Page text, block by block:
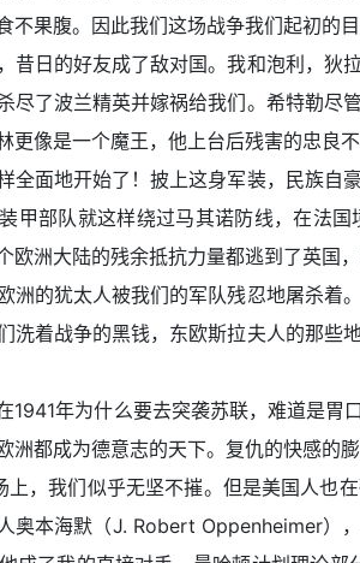
不果腹。因此我们这场战争我们起初的
日的好友成了敌对国。我和泡利，狄
尽了波兰精英并嫁祸给我们。希特勒尽
更像是一个魔王，他上台后残害的忠良
面地开始了！披上这身军装，民族自
甲部队就这样绕过马其诺防线，在法
欧洲大陆的残余抵抗力量都逃到了英国
的犹太人被我们的军队残忍地屠杀着
洗着战争的黑钱，东欧斯拉夫人的那
年为什么要去突袭苏联，难道是胃
洲都成为德意志的天下。复仇的快感的
，我们似乎无坚不摧。但是美国人也
奥本海默（J. Robert Oppenheimer）